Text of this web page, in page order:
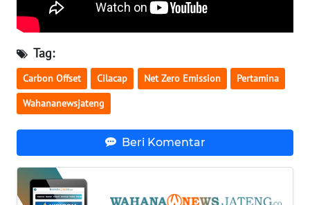
Tag:
Carbon Offset Cilacap Net Zero Emission Pertamina
Wahananewsjateng
Beri Komentar
BENGKULU
LAMPUNG
WN
JATENG
WN